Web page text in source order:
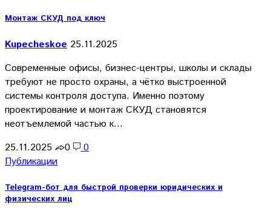
Монтаж СКУД под ключ
Kupecheskoe 25.11.2025
Современные офисы, бизнес-центры, школы и склады
требуют не просто охраны, а чётко выстроенной
системы контроля доступа. Именно поэтому
проектирование и монтаж СКУД становятся
неотъемлемой частью к…
25.11.2025
0
0
Публикации
Telegram-бот для быстрой проверки юридических и
физических лиц